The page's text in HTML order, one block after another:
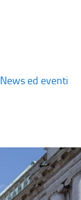
News ed eventi